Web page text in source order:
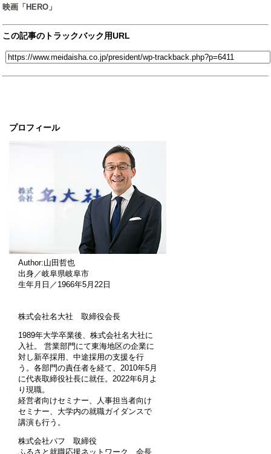
プロフィール
Author:山田哲也
出身／岐阜県岐阜市
生年月日／1966年5月22日
株式会社名大社 取締役会長
1989年大学卒業後、株式会社名大社に
入社。 営業部門にて東海地区の企業に
対し新卒採用、中途採用の支援を行
う。各部門の責任者を経て、2010年5月
に代表取締役社長に就任。2022年6月よ
り現職。
経営者向けセミナー、人事担当者向け
セミナー、大学内の就職ガイダンスで
講演も行う。
株式会社パフ 取締役
ふるさと就職応援ネットワーク 会長
映画「HERO」
この記事のトラックバック用URL